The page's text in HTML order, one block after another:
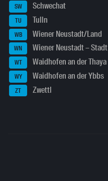
SW Schwechat
TU Tulln
WB Wiener Neustadt/Land
WN Wiener Neustadt – Stadt
WT Waidhofen an der Thaya
WY Waidhofen an der Ybbs
ZT Zwettl